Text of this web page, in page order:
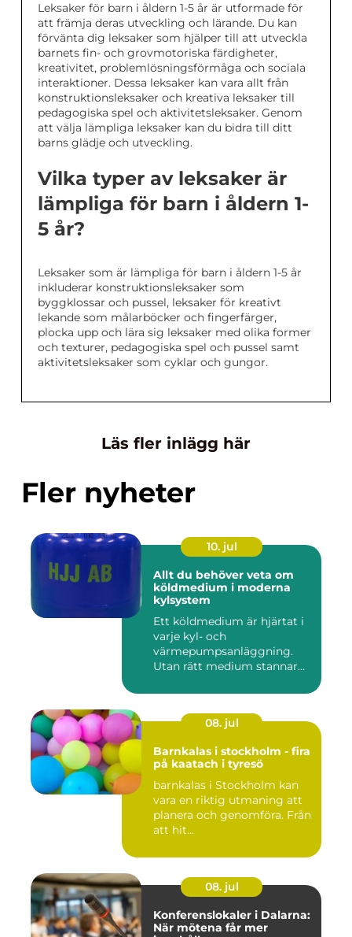
Leksaker för barn i åldern 1-5 år är utformade för
att främja deras utveckling och lärande. Du kan
förvänta dig leksaker som hjälper till att utveckla
barnets fin- och grovmotoriska färdigheter,
kreativitet, problemlösningsförmåga och sociala
interaktioner. Dessa leksaker kan vara allt från
konstruktionsleksaker och kreativa leksaker till
pedagogiska spel och aktivitetsleksaker. Genom
att välja lämpliga leksaker kan du bidra till ditt
barns glädje och utveckling.
Vilka typer av leksaker är
lämpliga för barn i åldern 1-
5 år?
Leksaker som är lämpliga för barn i åldern 1-5 år
inkluderar konstruktionsleksaker som
byggklossar och pussel, leksaker för kreativt
lekande som målarböcker och fingerfärger,
plocka upp och lära sig leksaker med olika former
och texturer, pedagogiska spel och pussel samt
aktivitetsleksaker som cyklar och gungor.
Läs fler inlägg här
Fler nyheter
10. jul
Allt du behöver veta om
köldmedium i moderna
kylsystem
Ett köldmedium är hjärtat i
varje kyl- och
värmepumpsanläggning.
Utan rätt medium stannar
08. jul
Barnkalas i stockholm - fira
på kaatach i tyresö
barnkalas i Stockholm kan
vara en riktig utmaning att
planera och genomföra. Från
att hit...
08. jul
Konferenslokaler i Dalarna:
När mötena får mer